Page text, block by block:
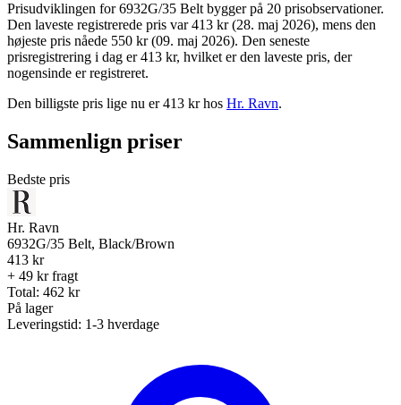
Prisudviklingen for 6932G/35 Belt bygger på 20 prisobservationer.
Den laveste registrerede pris var 413 kr (28. maj 2026), mens den
højeste pris nåede 550 kr (09. maj 2026). Den seneste
prisregistrering i dag er 413 kr, hvilket er den laveste pris, der
nogensinde er registreret.
Den billigste pris lige nu er413 kr hos Hr. Ravn.
Sammenlign priser
Bedste pris
Hr. Ravn
6932G/35 Belt, Black/Brown
413 kr
+ 49 kr fragt
Total: 462 kr
På lager
Leveringstid: 1-3 hverdage